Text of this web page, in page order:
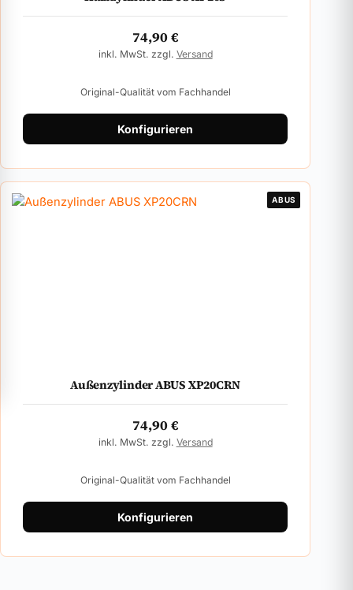
74,90€
inkl. MwSt. zzgl. Versand
Original-Qualität vom Fachhandel
Konfigurieren
ABUS
Außenzylinder ABUS XP20CRN
74,90€
inkl. MwSt. zzgl. Versand
Original-Qualität vom Fachhandel
Konfigurieren